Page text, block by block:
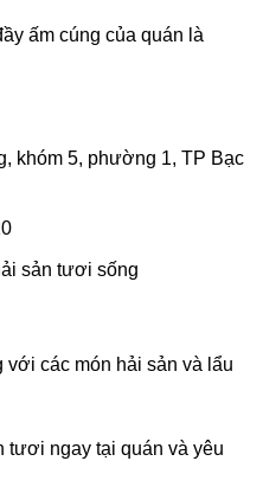
ấm cúng của quán là
khóm 5, phường 1, TP Bạc
sản tươi sống
các món hải sản và lẩu
tươi ngay tại quán và yêu